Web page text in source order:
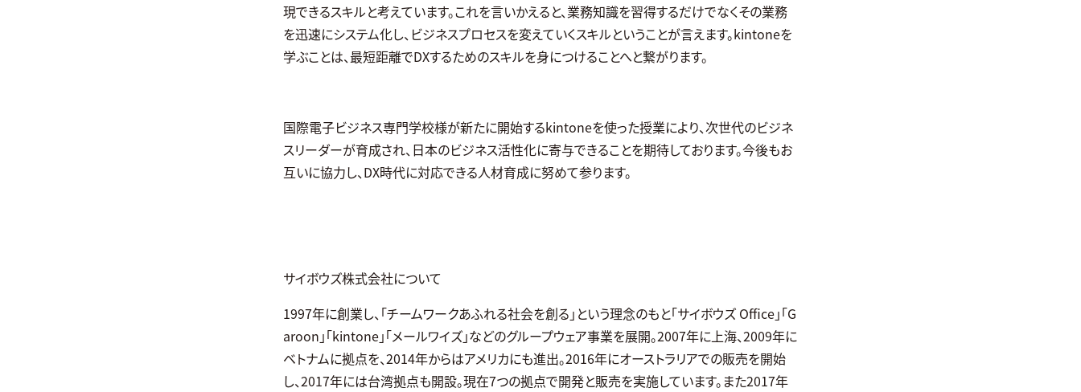
現できるスキルと考えています。これを言いかえると、業務知識を習得するだけでなくその業務
を迅速にシステム化し、ビジネスプロセスを変えていくスキルということが言えます。kintoneを
学ぶことは、最短距離でDXするためのスキルを身につけることへと繋がります。
国際電子ビジネス専門学校様が新たに開始するkintoneを使った授業により、次世代のビジネ
スリーダーが育成され、日本のビジネス活性化に寄与できることを期待しております。今後もお
互いに協力し、DX時代に対応できる人材育成に努めて参ります。
サイボウズ株式会社について
1997年に創業し、「チームワークあふれる社会を創る」という理念のもと「サイボウズ Office」「G
aroon」「kintone」「メールワイズ」などのグループウェア事業を展開。2007年に上海、2009年に
ベトナムに拠点を、2014年からはアメリカにも進出。2016年にオーストラリアでの販売を開始
し、2017年には台湾拠点も開設。現在7つの拠点で開発と販売を実施しています。また2017年